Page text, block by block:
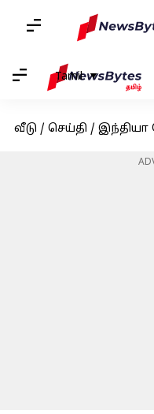
Tamil
வீடு / செய்தி / இந்தியா